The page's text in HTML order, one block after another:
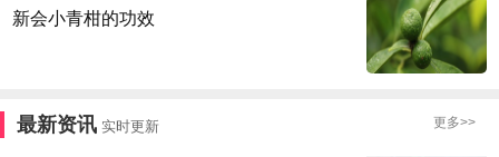
新会小青柑的功效
最新资讯 实时更新 更多>>